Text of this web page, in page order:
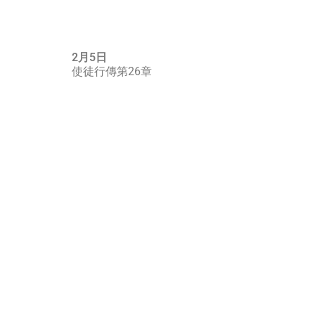
2月5日
使徒行傳第26章